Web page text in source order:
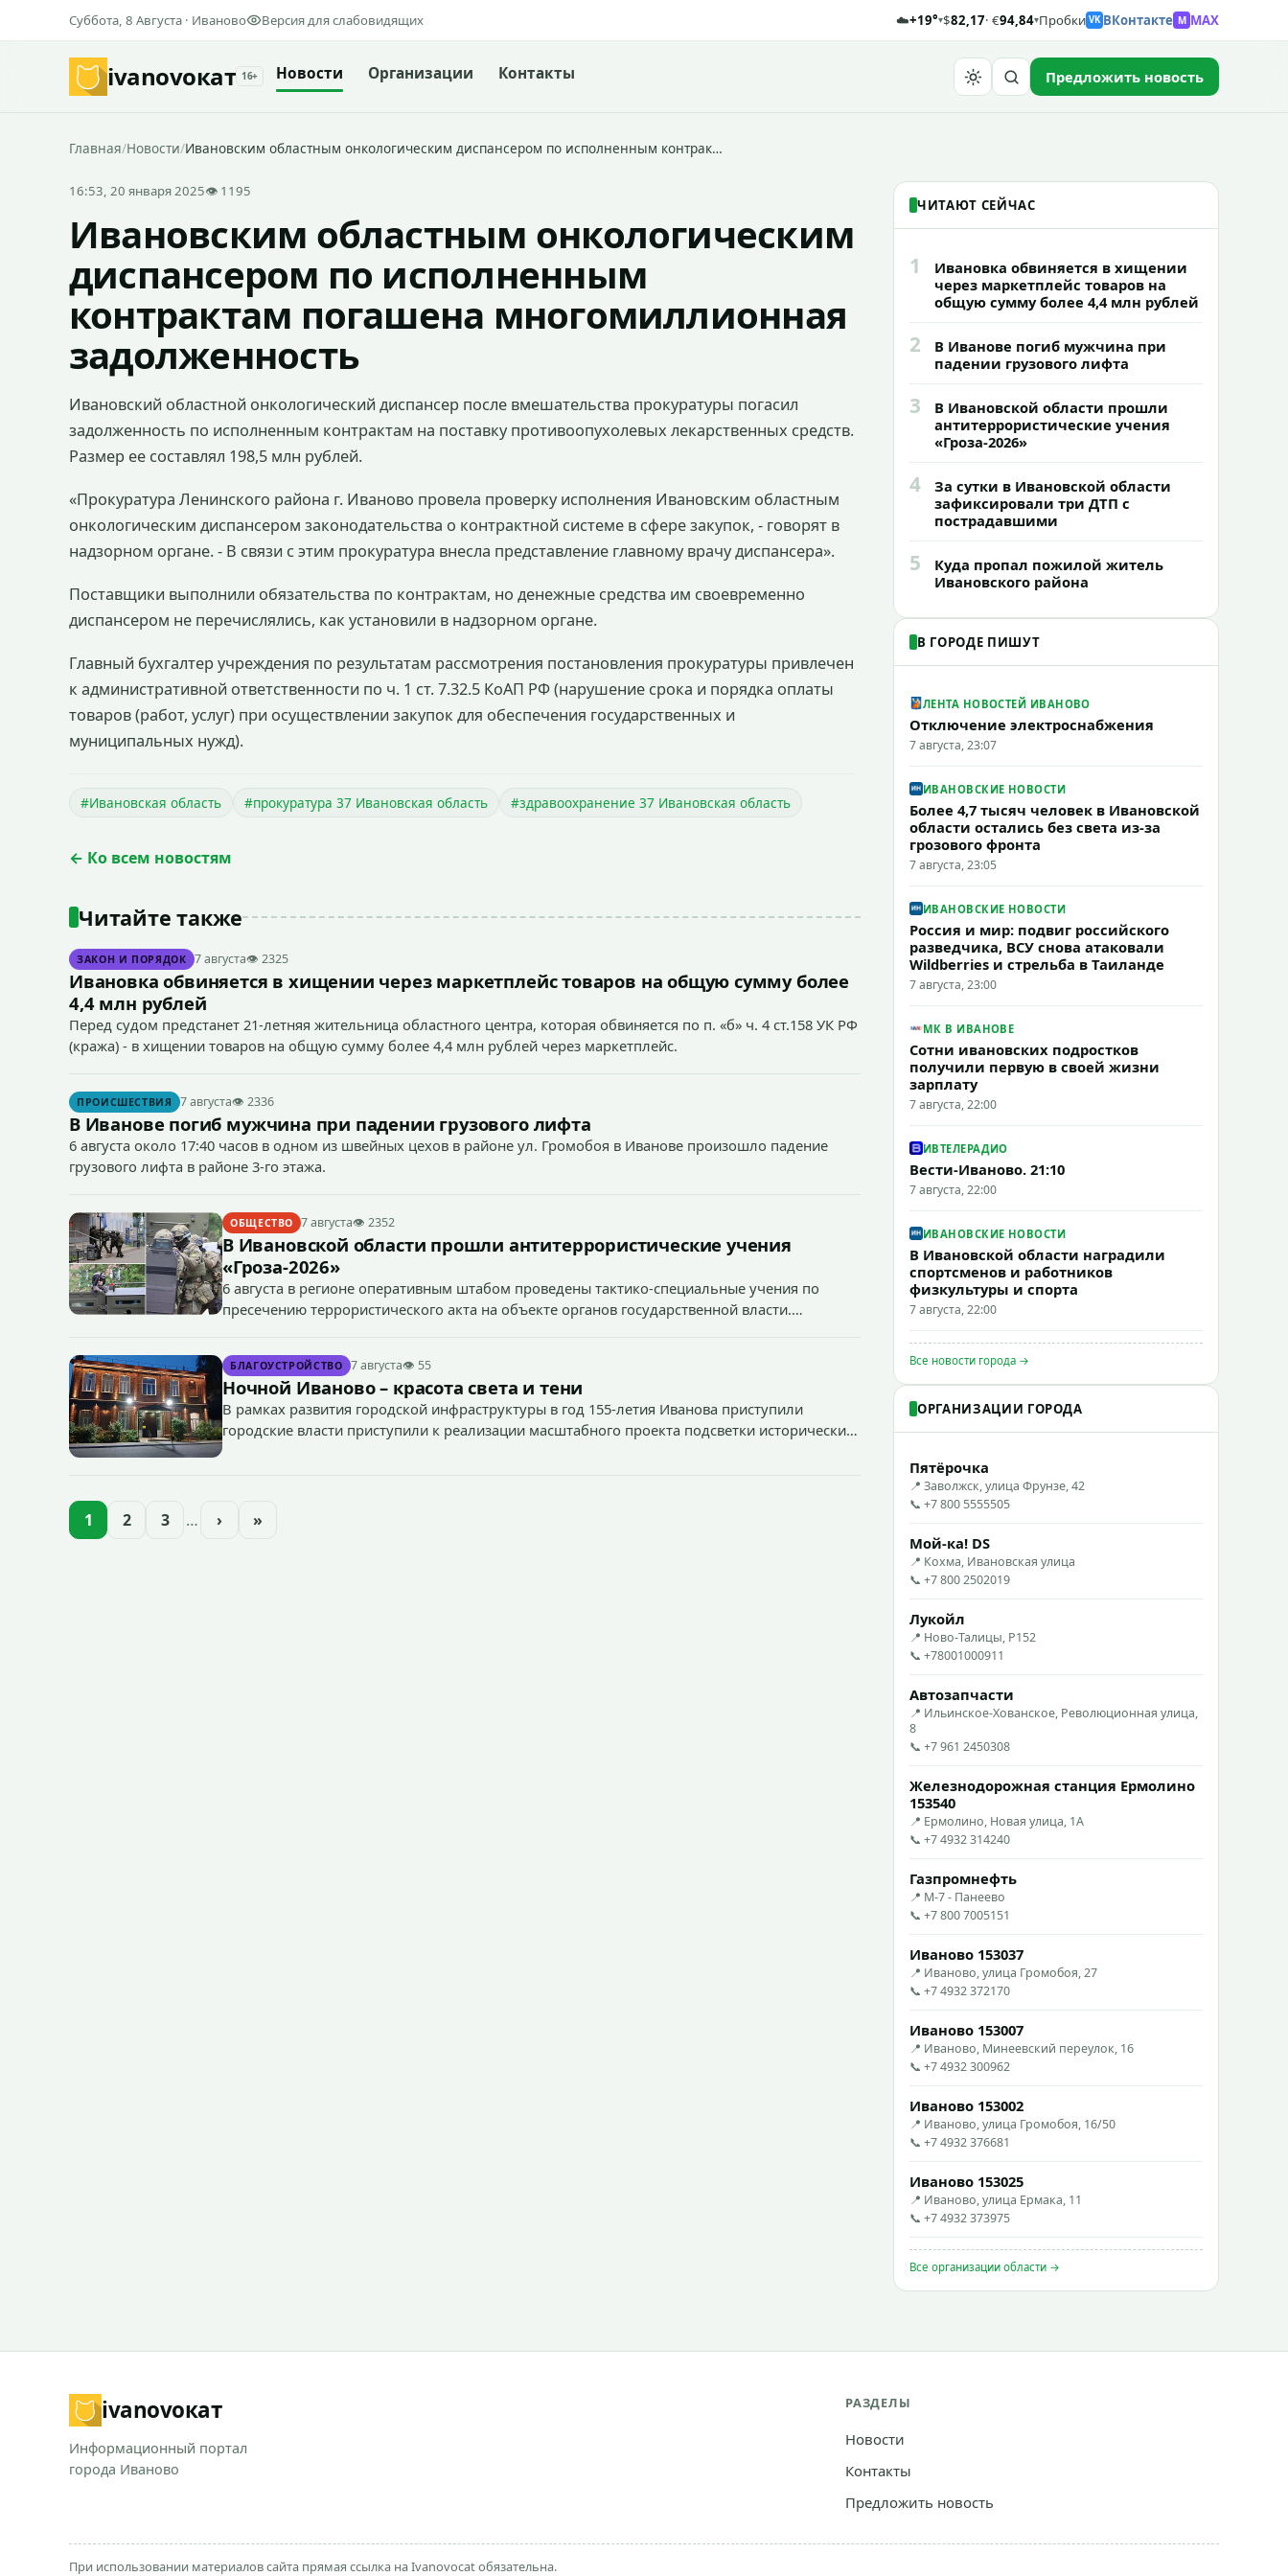
Суббота, 8 Августа · Иваново Версия для слабовидящих ☁️+19°▾$82,17· €94,84▾Пробки VK ВКонтакте M MAX
ivanovoкат 16+ Новости Организации Контакты Предложить новость
Главная/Новости/Ивановским областным онкологическим диспансером по исполненным контрак…
16:53, 20 января 2025👁 1195
Ивановским областным онкологическим
диспансером по исполненным
контрактам погашена многомиллионная
задолженность
Ивановский областной онкологический диспансер после вмешательства прокуратуры погасил
задолженность по исполненным контрактам на поставку противоопухолевых лекарственных средств.
Размер ее составлял 198,5 млн рублей.
«Прокуратура Ленинского района г. Иваново провела проверку исполнения Ивановским областным
онкологическим диспансером законодательства о контрактной системе в сфере закупок, - говорят в
надзорном органе. - В связи с этим прокуратура внесла представление главному врачу диспансера».
Поставщики выполнили обязательства по контрактам, но денежные средства им своевременно
диспансером не перечислялись, как установили в надзорном органе.
Главный бухгалтер учреждения по результатам рассмотрения постановления прокуратуры привлечен
к административной ответственности по ч. 1 ст. 7.32.5 КоАП РФ (нарушение срока и порядка оплаты
товаров (работ, услуг) при осуществлении закупок для обеспечения государственных и
муниципальных нужд).
#Ивановская область #прокуратура 37 Ивановская область #здравоохранение 37 Ивановская область
← Ко всем новостям
Читайте также
ЗАКОН И ПОРЯДОК 7 августа👁 2325
Ивановка обвиняется в хищении через маркетплейс товаров на общую сумму более
4,4 млн рублей
Перед судом предстанет 21-летняя жительница областного центра, которая обвиняется по п. «б» ч. 4 ст.158 УК РФ
(кража) - в хищении товаров на общую сумму более 4,4 млн рублей через маркетплейс.
ПРОИСШЕСТВИЯ 7 августа👁 2336
В Иванове погиб мужчина при падении грузового лифта
6 августа около 17:40 часов в одном из швейных цехов в районе ул. Громобоя в Иванове произошло падение
грузового лифта в районе 3-го этажа.
ОБЩЕСТВО 7 августа👁 2352
В Ивановской области прошли антитеррористические учения
«Гроза-2026»
6 августа в регионе оперативным штабом проведены тактико-специальные учения по
пресечению террористического акта на объекте органов государственной власти.
БЛАГОУСТРОЙСТВО 7 августа👁 55
Ночной Иваново – красота света и тени
В рамках развития городской инфраструктуры в год 155-летия Иванова приступили
городские власти приступили к реализации масштабного проекта подсветки исторических
1 2 3 … › »
ЧИТАЮТ СЕЙЧАС
1
Ивановка обвиняется в хищении
через маркетплейс товаров на
общую сумму более 4,4 млн рублей
2
В Иванове погиб мужчина при
падении грузового лифта
3
В Ивановской области прошли
антитеррористические учения
«Гроза-2026»
4
За сутки в Ивановской области
зафиксировали три ДТП с
пострадавшими
5
Куда пропал пожилой житель
Ивановского района
В ГОРОДЕ ПИШУТ
ЛЕНТА НОВОСТЕЙ ИВАНОВО
Отключение электроснабжения
7 августа, 23:07
ИВАНОВСКИЕ НОВОСТИ
Более 4,7 тысяч человек в Ивановской
области остались без света из-за
грозового фронта
7 августа, 23:05
ИВАНОВСКИЕ НОВОСТИ
Россия и мир: подвиг российского
разведчика, ВСУ снова атаковали
Wildberries и стрельба в Таиланде
7 августа, 23:00
МК В ИВАНОВЕ
Сотни ивановских подростков
получили первую в своей жизни
зарплату
7 августа, 22:00
ИВТЕЛЕРАДИО
Вести-Иваново. 21:10
7 августа, 22:00
ИВАНОВСКИЕ НОВОСТИ
В Ивановской области наградили
спортсменов и работников
физкультуры и спорта
7 августа, 22:00
Все новости города →
ОРГАНИЗАЦИИ ГОРОДА
Пятёрочка
📍 Заволжск, улица Фрунзе, 42
📞 +7 800 5555505
Мой-ка! DS
📍 Кохма, Ивановская улица
📞 +7 800 2502019
Лукойл
📍 Ново-Талицы, Р152
📞 +78001000911
Автозапчасти
📍 Ильинское-Хованское, Революционная улица,
8
📞 +7 961 2450308
Железнодорожная станция Ермолино
153540
📍 Ермолино, Новая улица, 1А
📞 +7 4932 314240
Газпромнефть
📍 М-7 - Панеево
📞 +7 800 7005151
Иваново 153037
📍 Иваново, улица Громобоя, 27
📞 +7 4932 372170
Иваново 153007
📍 Иваново, Минеевский переулок, 16
📞 +7 4932 300962
Иваново 153002
📍 Иваново, улица Громобоя, 16/50
📞 +7 4932 376681
Иваново 153025
📍 Иваново, улица Ермака, 11
📞 +7 4932 373975
Все организации области →
ivanovoкат
Информационный портал
города Иваново
РАЗДЕЛЫ
Новости
Контакты
Предложить новость
При использовании материалов сайта прямая ссылка на Ivanovocat обязательна.